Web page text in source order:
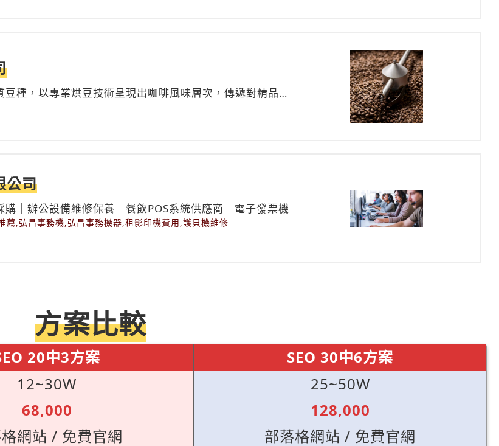
種，以專業烘豆技術呈現出咖啡風味層次，傳遞對精品咖
公司
購｜辦公設備維修保養｜餐飲POS系統供應商｜電子發票機
薦,弘昌事務機,弘昌事務機器,租影印機費用,護貝機維修
方案比較
20中3方案
SEO 30中6方案
12~30W
25~50W
68,000
128,000
網站 / 免費官網 部落格網站 / 免費官網